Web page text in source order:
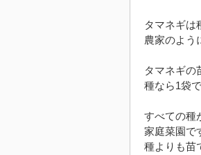
タマネギは
農家のよう
タマネギの
種なら1袋
すべての種
家庭菜園で
種よりも苗